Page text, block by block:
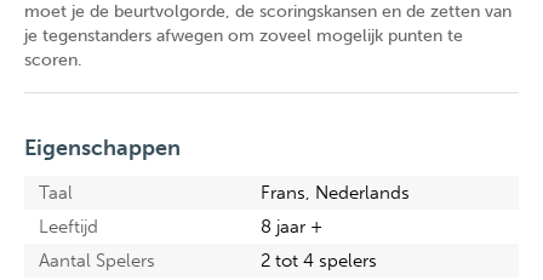
moet je de beurtvolgorde, de scoringskansen en de zetten van
je tegenstanders afwegen om zoveel mogelijk punten te
scoren.
Eigenschappen
Taal
Frans, Nederlands
Leeftijd
8 jaar +
Aantal Spelers
2 tot 4 spelers